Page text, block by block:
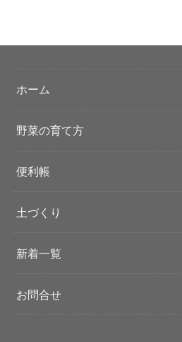
ホーム
野菜の育て方
便利帳
土づくり
新着一覧
お問合せ